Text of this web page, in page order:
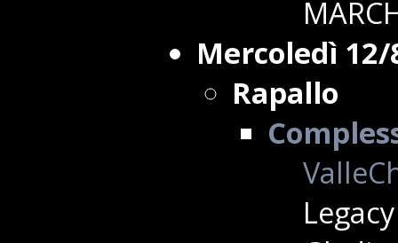
Mercoledì
Rapallo